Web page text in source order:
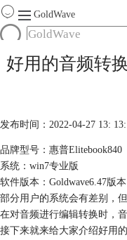
GoldWave
首页
产品
购买
好用的音频转
发布时间：2022-04-27 13: 13:
品牌型号：惠普Elitebook840
系统：win7专业版
软件版本：Goldwave6.47版本
部分用户的系统会有差别，
在对音频进行编辑转换时，
接下来就来给大家介绍好用